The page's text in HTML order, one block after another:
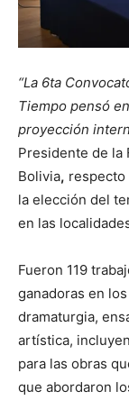
“La 6ta
Tiempo pensó
proyección
Presidente de la
Bolivia, respecto
la elección del
en las
Fueron 119
ganadoras en
dramaturgia,
artística,
para las obras
que abordaron